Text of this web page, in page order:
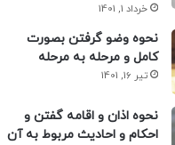
خرداد 1, 1401
نحوه وضو گرفتن بصورت
کامل و مرحله به مرحله
تیر 16, 1401
نحوه اذان و اقامه گفتن و
احکام و احادیث مربوط به آن